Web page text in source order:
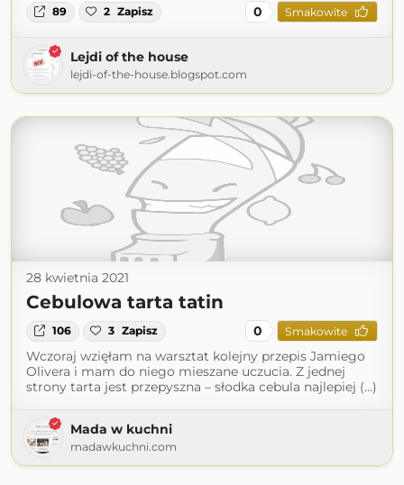
89 2 Zapisz 0 Smakowite
Lejdi of the house
lejdi-of-the-house.blogspot.com
28 kwietnia 2021
Cebulowa tarta tatin
106 3 Zapisz 0 Smakowite
Wczoraj wzięłam na warsztat kolejny przepis Jamiego
Olivera i mam do niego mieszane uczucia. Z jednej
strony tarta jest przepyszna – słodka cebula najlepiej (...)
Mada w kuchni
madawkuchni.com